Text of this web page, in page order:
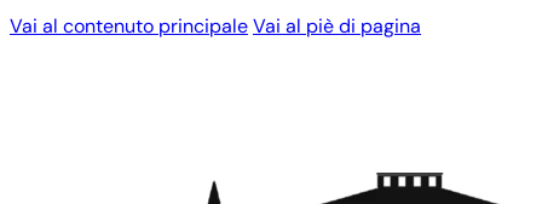
Vai al contenuto principaleVai al piè di pagina